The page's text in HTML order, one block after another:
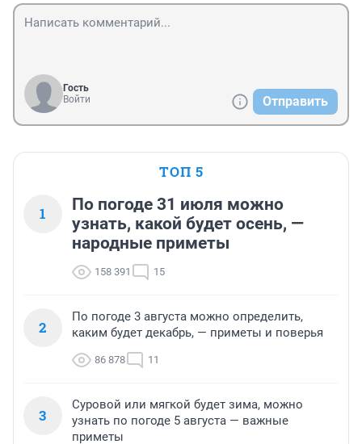
Гость
Войти
Отправить
ТОП 5
1
По погоде 31 июля можно
узнать, какой будет осень, —
народные приметы
158 391 15
2
По погоде 3 августа можно определить,
каким будет декабрь, — приметы и поверья
86 878 11
3
Суровой или мягкой будет зима, можно
узнать по погоде 5 августа — важные
приметы